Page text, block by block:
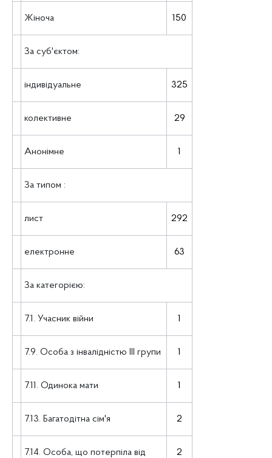
Жіноча 150
За суб'єктом:
індивідуальне 325
колективне 29
Анонімне 1
За типом :
лист 292
електронне 63
За категорією:
7.1. Учасник війни 1
7.9. Особа з інвалідністю III групи 1
7.11. Одинока мати 1
7.13. Багатодітна сім'я 2
7.14. Особа, що потерпіла від
2